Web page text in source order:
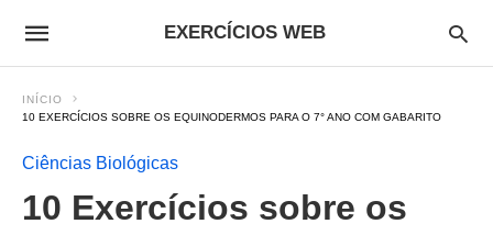
EXERCÍCIOS WEB
INÍCIO
10 EXERCÍCIOS SOBRE OS EQUINODERMOS PARA O 7° ANO COM GABARITO
Ciências Biológicas
10 Exercícios sobre os